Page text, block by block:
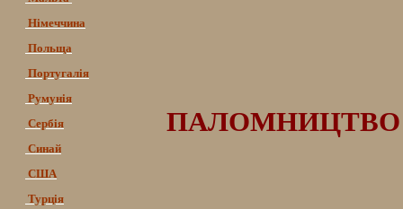
Німеччина
Польща
Португалія
Румунія
Сербія
Синай
США
Турція
ПАЛОМНИЦТВО